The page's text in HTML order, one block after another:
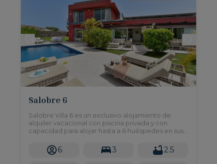
Salobre 6
Salobre Villa 6 es un exclusivo alojamiento de
alquiler vacacional con piscina privada y con
capacidad para alojar hasta a 6 huéspedes en sus
6 3 2.5